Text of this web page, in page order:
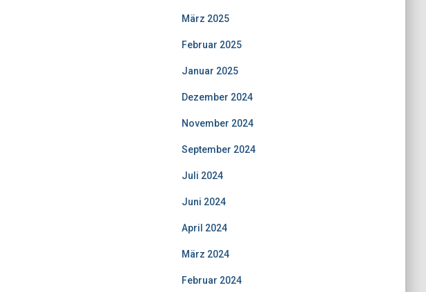
März 2025
Februar 2025
Januar 2025
Dezember 2024
November 2024
September 2024
Juli 2024
Juni 2024
April 2024
März 2024
Februar 2024